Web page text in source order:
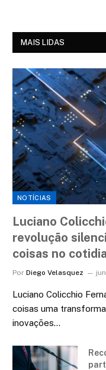
MAIS LIDAS
NOTÍCIAS
Luciano
revolução
coisas no
Por Diego Velasquez
Luciano Colicchio
coisas uma
inovações…